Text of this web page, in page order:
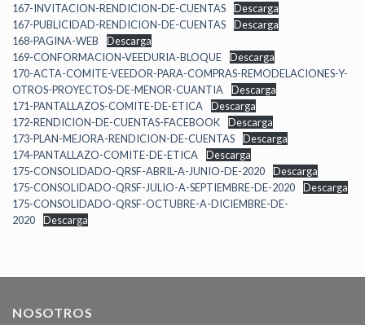
167-INVITACION-RENDICION-DE-CUENTAS
Descarga
167-PUBLICIDAD-RENDICION-DE-CUENTAS
Descarga
168-PAGINA-WEB
Descarga
169-CONFORMACION-VEEDURIA-BLOQUE
Descarga
170-ACTA-COMITE-VEEDOR-PARA-COMPRAS-REMODELACIONES-Y-
OTROS-PROYECTOS-DE-MENOR-CUANTIA
Descarga
171-PANTALLAZOS-COMITE-DE-ETICA
Descarga
172-RENDICION-DE-CUENTAS-FACEBOOK
Descarga
173-PLAN-MEJORA-RENDICION-DE-CUENTAS
Descarga
174-PANTALLAZO-COMITE-DE-ETICA
Descarga
175-CONSOLIDADO-QRSF-ABRIL-A-JUNIO-DE-2020
Descarga
175-CONSOLIDADO-QRSF-JULIO-A-SEPTIEMBRE-DE-2020
Descarga
175-CONSOLIDADO-QRSF-OCTUBRE-A-DICIEMBRE-DE-
2020
Descarga
NOSOTROS